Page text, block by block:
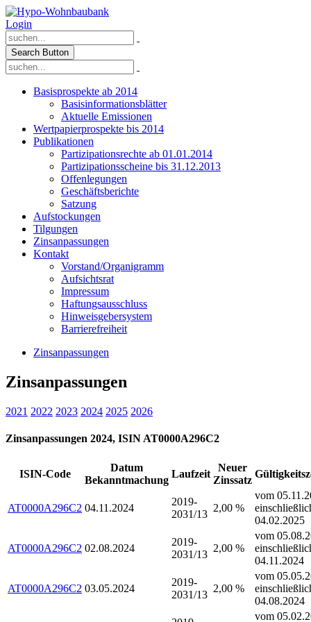
Login
Search Button
Basisprospekte ab 2014
Basisinformationsblätter
Aktuelle Emissionen
Wertpapierprospekte bis 2014
Publikationen
Partizipationsrechte ab 01.01.2014
Partizipationsscheine bis 31.12.2013
Offenlegungen
Geschäftsberichte
Satzung
Aufstockungen
Tilgungen
Zinsanpassungen
Kontakt
Vorstand/Organigramm
Aufsichtsrat
Impressum
Haftungsausschluss
Hinweisgebersystem
Barrierefreiheit
Zinsanpassungen
Zinsanpassungen
2021 2022 2023 2024 2025 2026
Zinsanpassungen 2024, ISIN AT0000A296C2
ISIN-Code
Datum
Bekanntmachung
Laufzeit
Neuer
Zinssatz
AT0000A296C2 04.11.2024
2019-
2031/13
2,00 %
vom
04.02.2025
AT0000A296C2 02.08.2024
2019-
2031/13
2,00 %
vom
04.11.2024
AT0000A296C2 03.05.2024
2019-
2031/13
2,00 %
vom
04.08.2024
vom